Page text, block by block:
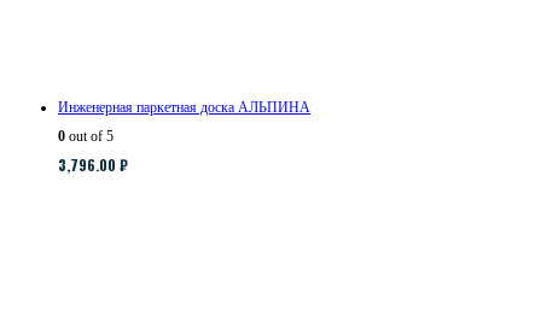
Инженерная паркетная доска АЛЬПИНА
0 out of 5
3,796.00 ₽